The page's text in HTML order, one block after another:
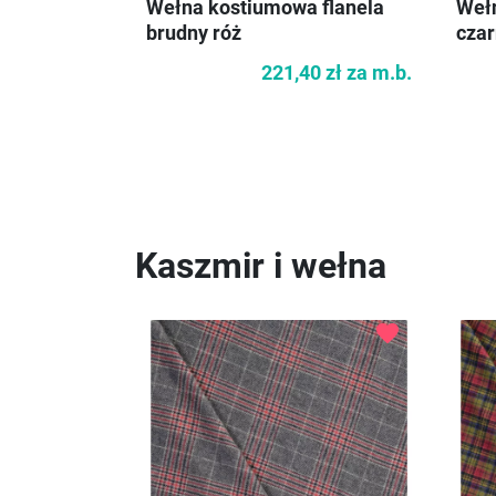
Wełna kostiumowa flanela
brudny róż
221,40 złza m.b.
Kaszmir i wełna
favorite